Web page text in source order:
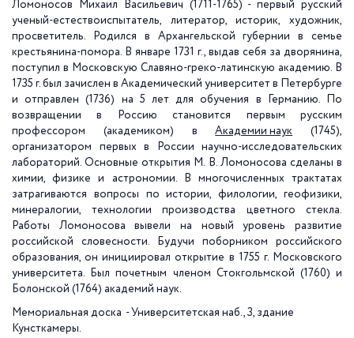
Ломоносов Михаил Васильевич (1711-1765) - первый русский
ученый-естествоиспытатель, литератор, историк, художник,
просветитель. Родился в Архангельской губернии в семье
крестьянина-помора. В январе 1731 г., выдав себя за дворянина,
поступил в Московскую Славяно-греко-латинскую академию. В
1735 г. был зачислен в Академический университет в Петербурге
и отправлен (1736) на 5 лет для обучения в Германию. По
возвращении в Россию становится первым русским
профессором (академиком) вАкадемии наук (1745),
организатором первых в России научно-исследовательских
лабораторий. Основные открытия М. В. Ломоносова сделаны в
химии, физике и астрономии. В многочисленных трактатах
затрагиваются вопросы по истории, филологии, геофизики,
минералогии, технологии производства цветного стекла.
Работы Ломоносова вывели на новый уровень развитие
российской словесности. Будучи поборником российского
образования, он инициировал открытие в 1755 г. Московского
университета. Был почетным членом Стокгольмской (1760) и
Болонской (1764) академий наук.
Мемориальная доска - Университетская наб., 3, здание
Кунсткамеры.